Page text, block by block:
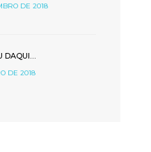
DE 2018
DAQUI…
DE 2018